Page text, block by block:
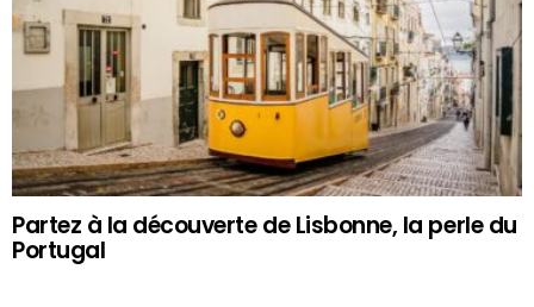
Partez à la découverte de Lisbonne, la perle du
Portugal